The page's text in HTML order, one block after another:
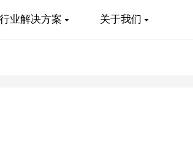
行业解决方案 关于我们